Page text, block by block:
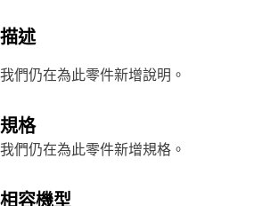
描述
我們仍在為此零件新增說明。
規格
我們仍在為此零件新增規格。
相容機型